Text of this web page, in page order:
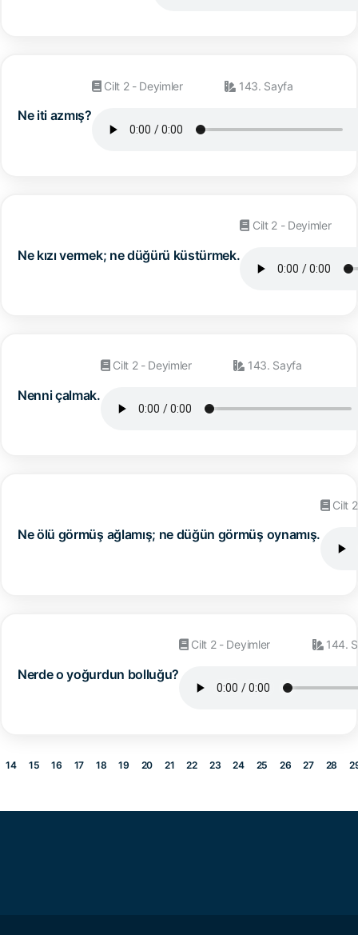
Ne iti azmış?
Cilt 2 - Deyimler 143. Sayfa
Ne kızı vermek; ne düğürü küstürmek.
Cilt 2 - Deyimler
Nenni çalmak.
Cilt 2 - Deyimler 143. Sayfa
Ne ölü görmüş ağlamış; ne düğün görmüş oynamış.
Cilt
Nerde o yoğurdun bolluğu?
Cilt 2 - Deyimler 144.
14 15 16 17 18 19 20 21 22 23 24 25 26 27 28